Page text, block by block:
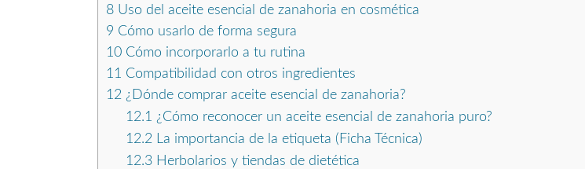
8 Uso del aceite esencial de zanahoria en cosmética
9 Cómo usarlo de forma segura
10 Cómo incorporarlo a tu rutina
11 Compatibilidad con otros ingredientes
12 ¿Dónde comprar aceite esencial de zanahoria?
12.1 ¿Cómo reconocer un aceite esencial de zanahoria puro?
12.2 La importancia de la etiqueta (Ficha Técnica)
12.3Herbolarios y tiendas de dietética